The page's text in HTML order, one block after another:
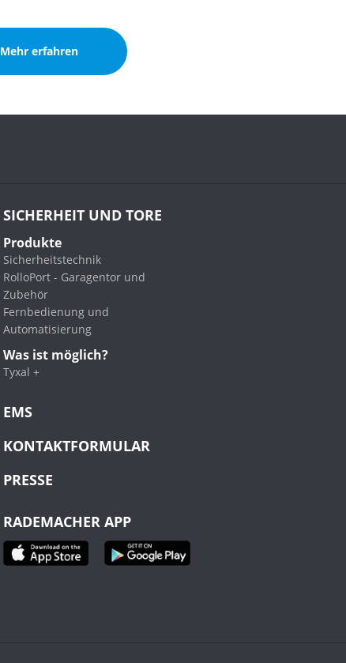
Mehr erfahren
SICHERHEIT UND TORE
Produkte
Sicherheitstechnik
RolloPort - Garagentor und
Zubehör
Fernbedienung und
Automatisierung
Was ist möglich?
Tyxal +
EMS
KONTAKTFORMULAR
PRESSE
RADEMACHER APP